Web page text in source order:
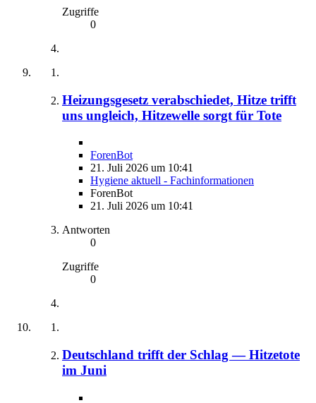
Zugriffe
0
Heizungsgesetz verabschiedet, Hitze trifft
uns ungleich, Hitzewelle sorgt für Tote
ForenBot
21. Juli 2026 um 10:41
Hygiene aktuell - Fachinformationen
ForenBot
21. Juli 2026 um 10:41
Antworten
0
Zugriffe
0
Deutschland trifft der Schlag — Hitzetote
im Juni